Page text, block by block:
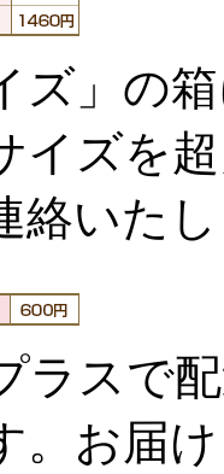
ズ」の
イズを
絡いた
ラスで
。お届